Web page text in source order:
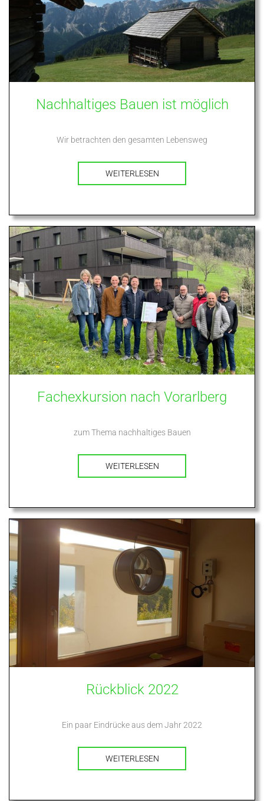
Nachhaltiges Bauen ist möglich
Wir betrachten den gesamten Lebensweg
WEITERLESEN
Fachexkursion nach Vorarlberg
zum Thema nachhaltiges Bauen
WEITERLESEN
Rückblick 2022
Ein paar Eindrücke aus dem Jahr 2022
WEITERLESEN